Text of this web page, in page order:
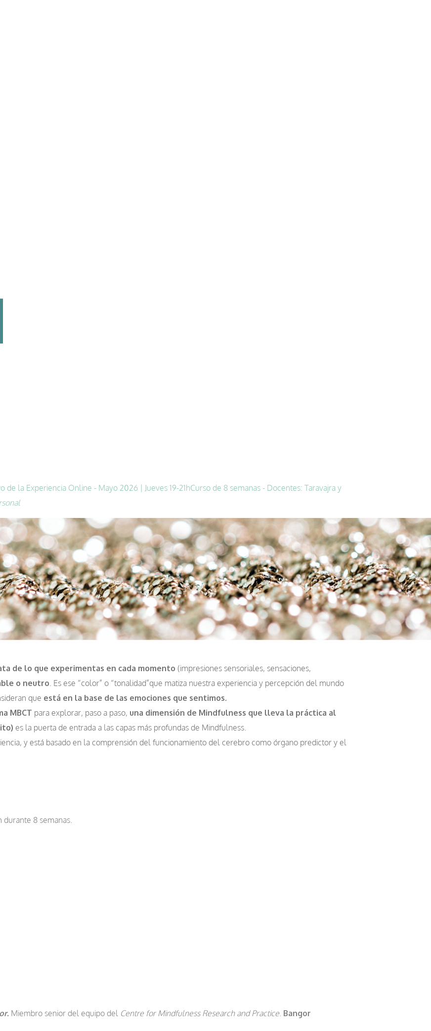
de la Experiencia Online - Mayo 2026 | Jueves 19-21hCurso de 8 semanas - Docentes: Taravajra y
de lo que experimentas en cada momento (impresiones sensoriales, sensaciones,
o neutro. Es ese “color” o “tonalidad”que matiza nuestra experiencia y percepción del mundo
que está en la base de las emociones que sentimos.
MBCT para explorar, paso a paso, una dimensión de Mindfulness que lleva la práctica al
es la puerta de entrada a las capas más profundas de Mindfulness.
y está basado en la comprensión del funcionamiento del cerebro como órgano predictor y el
8 semanas.
Miembro senior del equipo del Centre for Mindfulness Research and Practice Bangor